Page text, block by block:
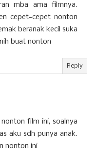
mba ama filmnya.
cepet-cepet nonton
beranak kecil suka
buat nonton
Reply
film ini, soalnya
aku sdh punya anak.
nonton ini